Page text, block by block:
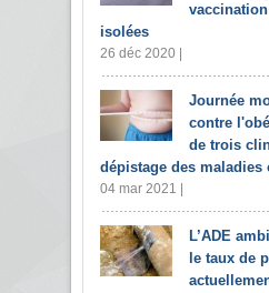
isolées
26 déc 2020 |
Journée
contre
de trois
dépistage des maladies
04 mar 2021 |
L’ADE
le taux de